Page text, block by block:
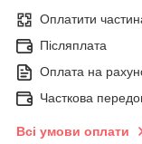
Оплатити
Післяплата
Оплата на
Часткова
Всі умови оплати